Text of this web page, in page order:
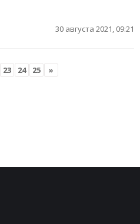
30 августа 2021, 09:21
23 24 25 »